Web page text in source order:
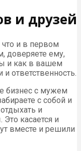
и друзей
и в первом
доверяете ему,
и как в вашем
ответственность.
бизнес с мужем
с собой и
и
касается и
вместе и решили